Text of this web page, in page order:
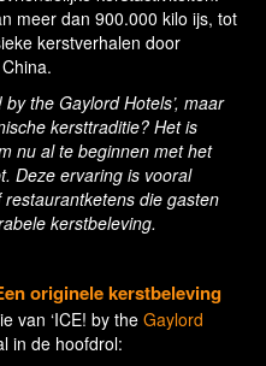
meer dan 900.000 kilo ijs, tot
kerstverhalen door
by the Gaylord Hotels’, maar
kersttraditie? Het is
nu al te beginnen met het
Deze ervaring is vooral
die gasten
kerstbeleving.
originele kerstbeleving
van ‘ICE! by the Gaylord
in de hoofdrol: